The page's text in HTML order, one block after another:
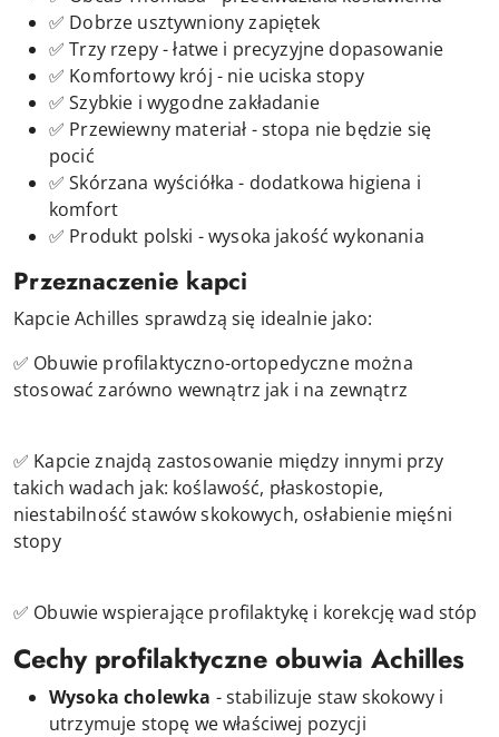
✅ Dobrze usztywniony zapiętek
✅ Trzy rzepy - łatwe i precyzyjne dopasowanie
✅ Komfortowy krój - nie uciska stopy
✅ Szybkie i wygodne zakładanie
✅ Przewiewny materiał - stopa nie będzie się
pocić
✅ Skórzana wyściółka - dodatkowa higiena i
komfort
✅ Produkt polski - wysoka jakość wykonania
Przeznaczenie kapci
Kapcie Achilles sprawdzą się idealnie jako:
✅ Obuwie profilaktyczno-ortopedyczne można
stosować zarówno wewnątrz jak i na zewnątrz
✅ Kapcie znajdą zastosowanie między innymi przy
takich wadach jak: koślawość, płaskostopie,
niestabilność stawów skokowych, osłabienie mięśni
stopy
✅ Obuwie wspierające profilaktykę i korekcję wad stóp
Cechy profilaktyczne obuwia Achilles
Wysoka cholewka - stabilizuje staw skokowy i
utrzymuje stopę we właściwej pozycji